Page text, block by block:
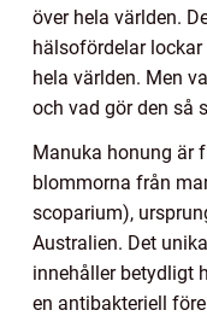
över hela världen.
hälsofördelar
hela världen. Men
och vad gör den så
Manuka honung är
blommorna från
scoparium),
Australien. Det
innehåller betydligt
en antibakteriell